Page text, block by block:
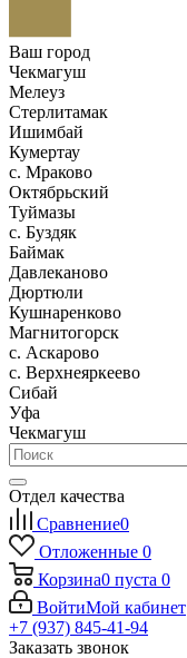
Ваш город
Чекмагуш
Мелеуз
Стерлитамак
Ишимбай
Кумертау
c. Мраково
Октябрьский
Туймазы
c. Буздяк
Баймак
Давлеканово
Дюртюли
Кушнаренково
Магнитогорск
с. Аскарово
с. Верхнеяркеево
Сибай
Уфа
Чекмагуш
Отдел качества
Сравнение0
Отложенные 0
Корзина0 пуста 0
ВойтиМой кабинет
+7 (937) 845-41-94
Заказать звонок